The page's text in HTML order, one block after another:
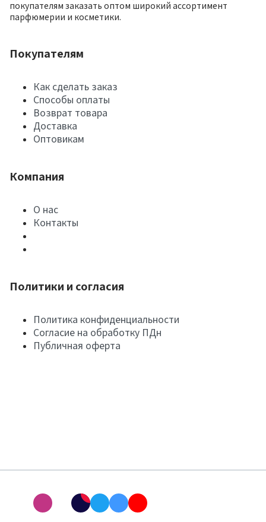
покупателям заказать оптом широкий ассортимент
парфюмерии и косметики.
Покупателям
Как сделать заказ
Способы оплаты
Возврат товара
Доставка
Оптовикам
Компания
О нас
Контакты
Политики и согласия
Политика конфиденциальности
Согласие на обработку ПДн
Публичная оферта